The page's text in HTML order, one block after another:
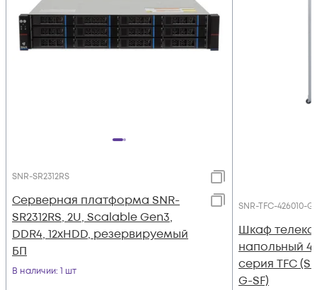
SNR-SR2312RS
Серверная платформа SNR-
SR2312RS, 2U, Scalable Gen3,
DDR4, 12xHDD, резервируемый
БП
В наличии: 1 шт
SNR-TFC-426010-
Шкаф
напольный
серия TFC
G-SF)